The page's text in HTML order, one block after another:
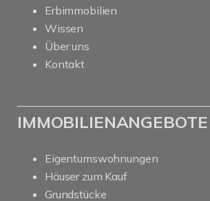
Erbimmobilien
Wissen
Über uns
Kontakt
IMMOBILIENANGEBOTE
Eigentumswohnungen
Häuser zum Kauf
Grundstücke